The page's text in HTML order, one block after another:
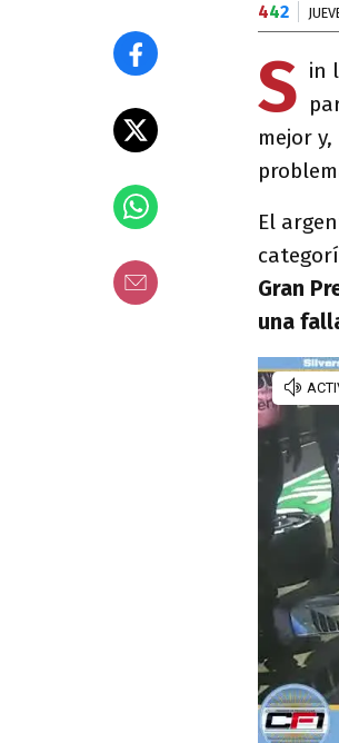
442
S in
mejor
El
Gran
una